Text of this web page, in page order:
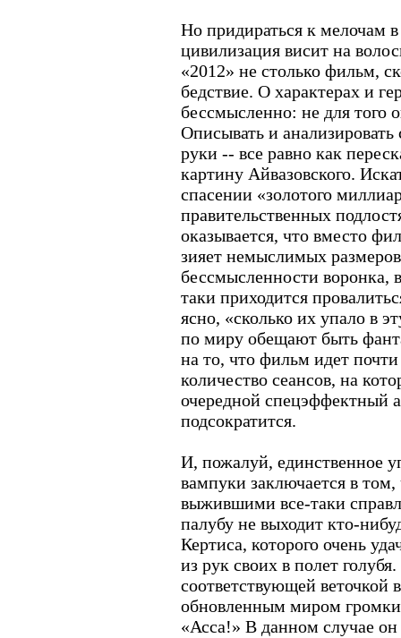
Но придираться к мелочам
цивилизация висит на
«2012» не столько фильм,
бедствие. О характерах и
бессмысленно: не для
Описывать и
руки -- все равно как
картину Айвазовского.
спасении «золотого
правительственных
оказывается, что вместо
зияет немыслимых
бессмысленности воронка,
таки приходится
ясно, «сколько их упало в
по миру обещают быть
на то, что фильм идет почти
количество сеансов, на
очередной спецэффектный
подсократится.
И, пожалуй, единственное
вампуки заключается в том,
выжившими все-таки
палубу не выходит кто-
Кертиса, которого очень
из рук своих в полет
соответствующей веточкой
обновленным миром
«Асса!» В данном случае